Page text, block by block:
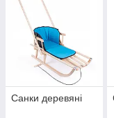
Санки деревяні